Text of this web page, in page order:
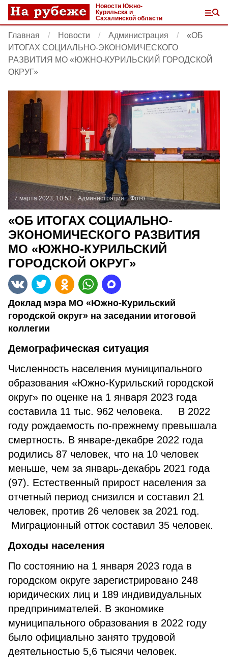
Новости Южно-
Курильска и
Сахалинской области
Главная Новости Администрация
«ОБ
ИТОГАХ СОЦИАЛЬНО-ЭКОНОМИЧЕСКОГО
РАЗВИТИЯ МО «ЮЖНО-КУРИЛЬСКИЙ ГОРОДСКОЙ
ОКРУГ»
7 марта 2023, 10:53 Администрация Фото:
«ОБ ИТОГАХ СОЦИАЛЬНО-
ЭКОНОМИЧЕСКОГО РАЗВИТИЯ
МО «ЮЖНО-КУРИЛЬСКИЙ
ГОРОДСКОЙ ОКРУГ»
Доклад мэра МО «Южно-Курильский
городской округ» на заседании итоговой
коллегии
Демографическая ситуация
Численность населения муниципального
образования «Южно-Курильский городской
округ» по оценке на 1 января 2023 года
составила 11 тыс. 962 человека. В 2022
году рождаемость по-прежнему превышала
смертность. В январе-декабре 2022 года
родились 87 человек, что на 10 человек
меньше, чем за январь-декабрь 2021 года
(97). Естественный прирост населения за
отчетный период снизился и составил 21
человек, против 26 человек за 2021 год.
Миграционный отток составил 35 человек.
Доходы населения
По состоянию на 1 января 2023 года в
городском округе зарегистрировано 248
юридических лиц и 189 индивидуальных
предпринимателей. В экономике
муниципального образования в 2022 году
было официально занято трудовой
деятельностью 5,6 тысячи человек.